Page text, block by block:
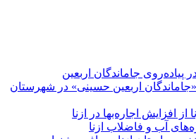
جاماندگان اربعین
اربعین حسینی» در شهرستان
از افزایش اجاره‌بها در ازنا
آب و فاضلاب ازنا